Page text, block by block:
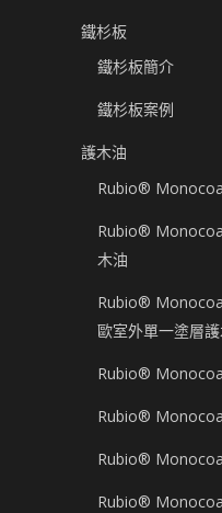
鐵杉板
鐵杉板簡介
鐵杉板案例
護木油
Rubio®
Rubio®
木油
Rubio®
歐室外單一塗層
Rubio®
Rubio®
Rubio®
Rubio®